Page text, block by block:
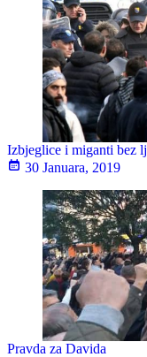
Izbjeglice i miganti bez
30 Januara, 2019
Pravda za Davida